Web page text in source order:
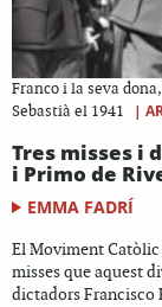
Franco i la seva
Sebastià el 1941
|
Tres misses i
i Primo de
EMMA FADRÍ
El Moviment
misses que aquest
dictadors Francisco